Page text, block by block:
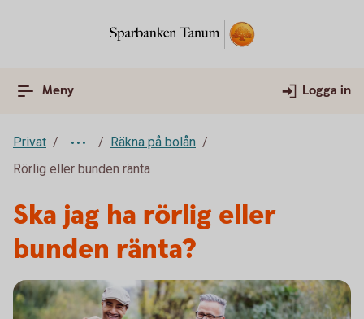
Meny Logga in
Privat
Räkna på bolån
Rörlig eller bunden ränta
Ska jag ha rörlig eller
bunden ränta?